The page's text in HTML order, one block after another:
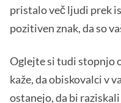
pristalo več ljudi prek
pozitiven znak, da so
Oglejte si tudi stopnjo
kaže, da obiskovalci v
ostanejo, da bi raziskali